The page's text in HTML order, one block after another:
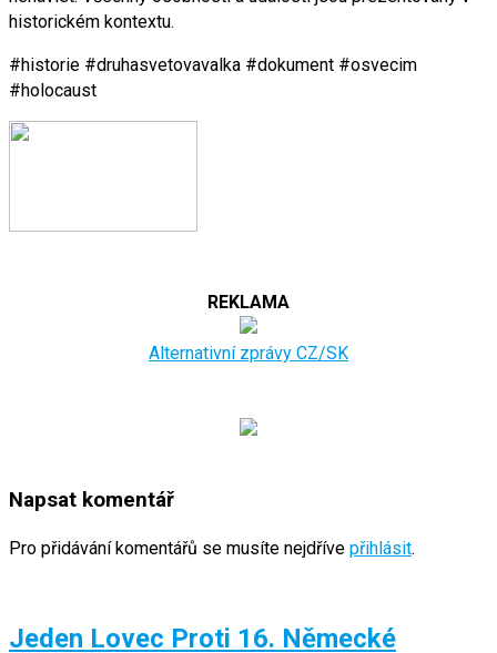
historickém kontextu.
#historie #druhasvetovavalka #dokument #osvecim
#holocaust
REKLAMA
Alternativní zprávy CZ/SK
Napsat komentář
Pro přidávání komentářů se musíte nejdříve přihlásit.
Jeden Lovec Proti 16. Německé